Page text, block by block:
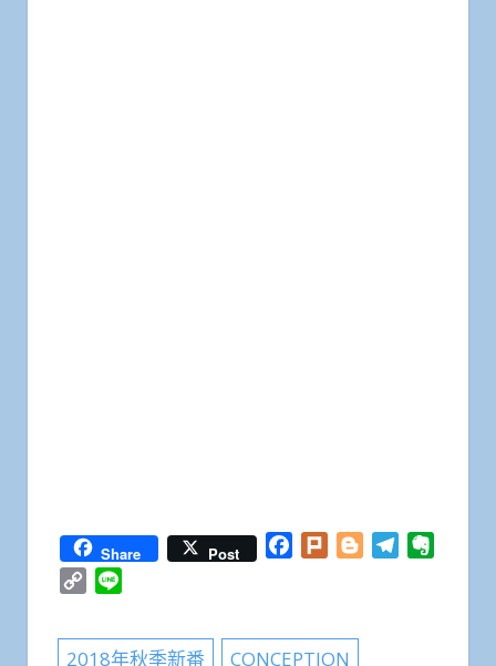
Share Post Facebook
Plurk BloggerTelegram
Copy
2018年秋季新番 CONCEPTION